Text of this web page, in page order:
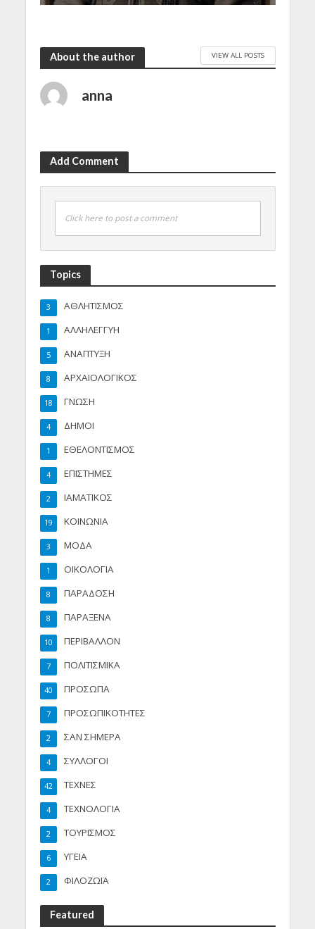
About the author VIEW ALL POSTS
anna
Add Comment
Click here to post a comment
Topics
ΑΘΛΗΤΙΣΜΟΣ
3
ΑΛΛΗΛΕΓΓΥΗ
1
ΑΝΑΠΤΥΞΗ
5
ΑΡΧΑΙΟΛΟΓΙΚΟΣ
8
ΓΝΩΣΗ
18
ΔΗΜΟΙ
4
ΕΘΕΛΟΝΤΙΣΜΟΣ
1
ΕΠΙΣΤΗΜΕΣ
4
ΙΑΜΑΤΙΚΟΣ
2
ΚΟΙΝΩΝΙΑ
19
ΜΟΔΑ
3
ΟΙΚΟΛΟΓΙΑ
1
ΠΑΡΑΔΟΣΗ
8
ΠΑΡΑΞΕΝΑ
8
ΠΕΡΙΒΑΛΛΟΝ
10
ΠΟΛΙΤΙΣΜΙΚΑ
7
ΠΡΟΣΩΠΑ
40
ΠΡΟΣΩΠΙΚΟΤΗΤΕΣ
7
ΣΑΝ ΣΗΜΕΡΑ
2
ΣΥΛΛΟΓΟΙ
4
ΤΕΧΝΕΣ
42
ΤΕΧΝΟΛΟΓΙΑ
4
ΤΟΥΡΙΣΜΟΣ
2
ΥΓΕΙΑ
6
ΦΙΛΟΖΩΪΑ
2
Featured